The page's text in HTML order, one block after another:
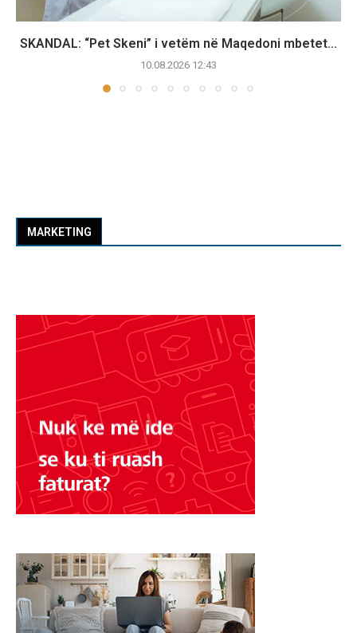
SKANDAL: “Pet Skeni” i vetëm në Maqedoni mbetet...
10.08.2026 12:43
MARKETING